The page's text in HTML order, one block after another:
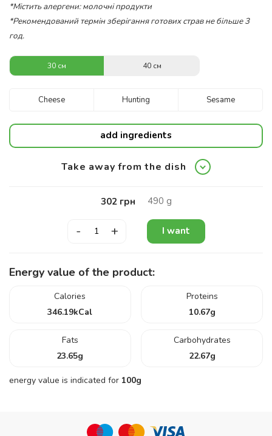
*Містить алергени: молочні продукти
*Рекомендований термін зберігання готових страв не більше 3
год.
30 см 40 см
Cheese Hunting Sesame
add ingredients
Take away from the dish
302грн 490 g
- + I want
Energy value of the product:
Calories
346.19kCal
Proteins
10.67g
Fats
23.65g
Carbohydrates
22.67g
energy value is indicated for 100g